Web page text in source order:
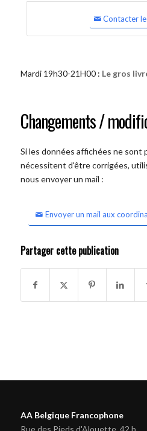
Contacter
Mardi 19h30-21H00 : Le gros
Changements /
Si les données affichées ne sont
nécessitent d'être corrigées,
nous envoyer un mail :
Envoyer un mail aux
Partager cette publication
AA Belgique Francophone
Rue des Pieds d'Alouette, 42 b